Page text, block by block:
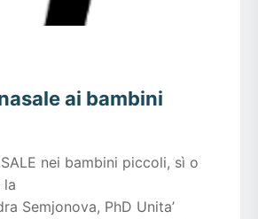
ai bambini
nei bambini piccoli, sì o
la
Semjonova, PhD Unita’